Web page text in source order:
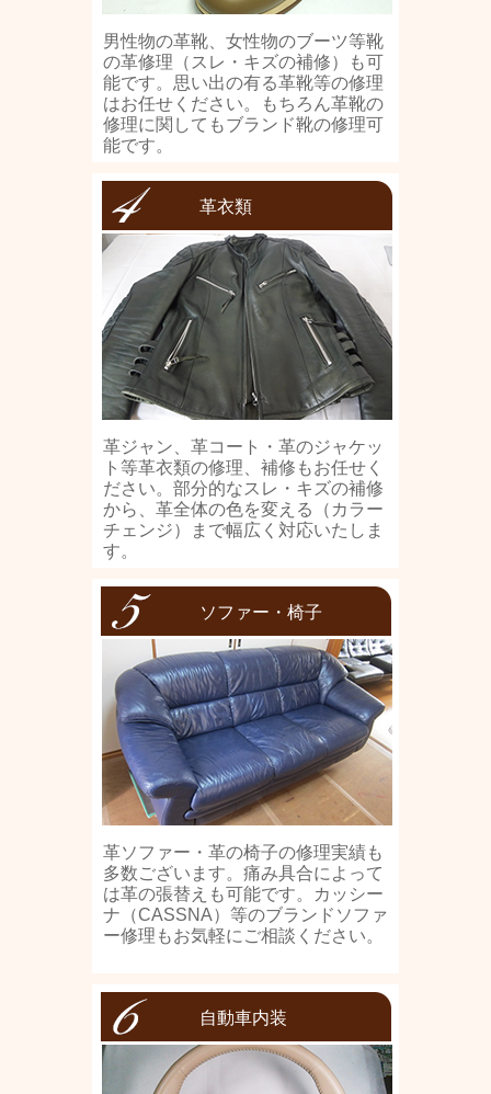
男性物の革靴、女性物のブーツ等靴
の革修理（スレ・キズの補修）も可
能です。思い出の有る革靴等の修理
はお任せください。もちろん革靴の
修理に関してもブランド靴の修理可
能です。
革衣類
革ジャン、革コート・革のジャケッ
ト等革衣類の修理、補修もお任せく
ださい。部分的なスレ・キズの補修
から、革全体の色を変える（カラー
チェンジ）まで幅広く対応いたしま
す。
ソファー・椅子
革ソファー・革の椅子の修理実績も
多数ございます。痛み具合によって
は革の張替えも可能です。カッシー
ナ（CASSNA）等のブランドソファ
ー修理もお気軽にご相談ください。
自動車内装